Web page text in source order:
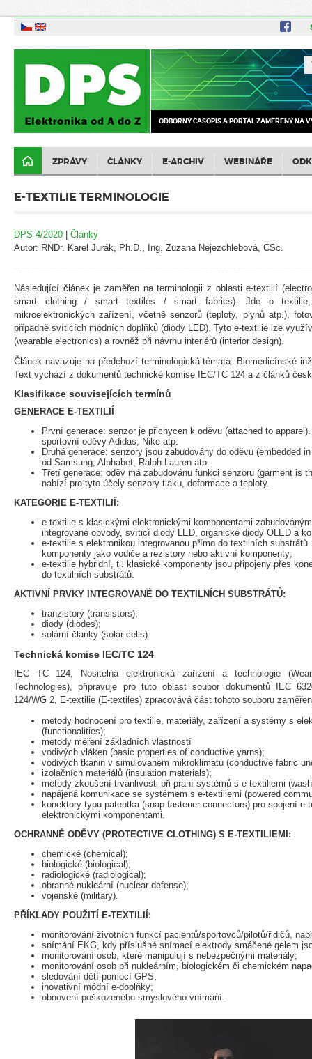
ODBORNÝ ČASOPIS A PORTÁL ZAMĚŘENÝ NA
ZPRÁVY ČLÁNKY E-ARCHIV WEBINÁŘE
E-TEXTILIE TERMINOLOGIE
DPS 4/2020 | Články
Autor: RNDr. Karel Jurák, Ph.D., Ing. Zuzana Nejezchlebová, CSc.
Následující článek je zaměřen na terminologii z oblasti e-textilií
smart clothing / smart textiles / smart fabrics). Jde o textilie,
mikroelektronických zařízení, včetně senzorů (teploty, plynů atp.),
případně svíticích módních doplňků (diody LED). Tyto e-textilie lze
(wearable electronics) a rovněž při návrhu interiérů (interior design).
Článek navazuje na předchozí terminologická témata: Biomedicínské
Text vychází z dokumentů technické komise IEC/TC 124 a z článků
Klasifikace souvisejících termínů
GENERACE E-TEXTILIÍ
První generace: senzor je přichycen k oděvu (attached to
sportovní oděvy Adidas, Nike atp.
Druhá generace: senzory jsou zabudovány do oděvu (embedded
od Samsung, Alphabet, Ralph Lauren atp.
Třetí generace: oděv má zabudovánu funkci senzoru (garment is
nabízí pro tyto účely senzory tlaku, deformace a teploty.
KATEGORIE E-TEXTILIÍ:
e-textilie s klasickými elektronickými komponentami
integrované obvody, svíticí diody LED, organické diody OLED a
e-textilie s elektronikou integrovanou přímo do textilních
komponenty jako vodiče a rezistory nebo aktivní komponenty;
e-textilie hybridní, tj. klasické komponenty jsou připojeny přes
do textilních substrátů.
AKTIVNÍ PRVKY INTEGROVANÉ DO TEXTILNÍCH SUBSTRÁTŮ:
tranzistory (transistors);
diody (diodes);
solární články (solar cells).
Technická komise IEC/TC 124
IEC TC 124, Nositelná elektronická zařízení a technologie
Technologies), připravuje pro tuto oblast soubor dokumentů IEC
124/WG 2, E-textilie (E-textiles) zpracovává část tohoto souboru
metody hodnocení pro textilie, materiály, zařízení a systémy s
(functionalities);
metody měření základních vlastností
vodivých vláken (basic properties of conductive yarns);
vodivých tkanin v simulovaném mikroklimatu (conductive fabric
izolačních materiálů (insulation materials);
metody zkoušení trvanlivosti při praní systémů s e-textiliemi
napájená komunikace se systémem s e-textiliemi (powered
konektory typu patentka (snap fastener connectors) pro spojení
elektronickými komponentami.
OCHRANNÉ ODĚVY (PROTECTIVE CLOTHING) S E-TEXTILIEMI:
chemické (chemical);
biologické (biological);
radiologické (radiological);
obranné nukleární (nuclear defense);
vojenské (military).
PŘÍKLADY POUŽITÍ E-TEXTILIÍ:
monitorování životních funkcí pacientů/sportovců/pilotů/řidičů,
snímání EKG, kdy příslušné snímací elektrody smáčené gelem
monitorování osob, které manipulují s nebezpečnými materiály;
monitorování osob při nukleárním, biologickém či chemickém
sledování dětí pomocí GPS;
inovativní módní e-doplňky;
obnovení poškozeného smyslového vnímání.